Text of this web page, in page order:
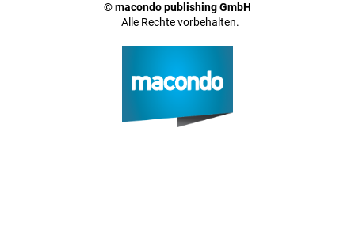
© macondo publishing GmbH
Alle Rechte vorbehalten.